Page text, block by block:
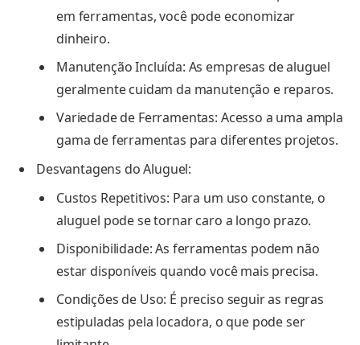
em ferramentas, você pode economizar
dinheiro.
Manutenção Incluída: As empresas de aluguel
geralmente cuidam da manutenção e reparos.
Variedade de Ferramentas: Acesso a uma ampla
gama de ferramentas para diferentes projetos.
Desvantagens do Aluguel:
Custos Repetitivos: Para um uso constante, o
aluguel pode se tornar caro a longo prazo.
Disponibilidade: As ferramentas podem não
estar disponíveis quando você mais precisa.
Condições de Uso: É preciso seguir as regras
estipuladas pela locadora, o que pode ser